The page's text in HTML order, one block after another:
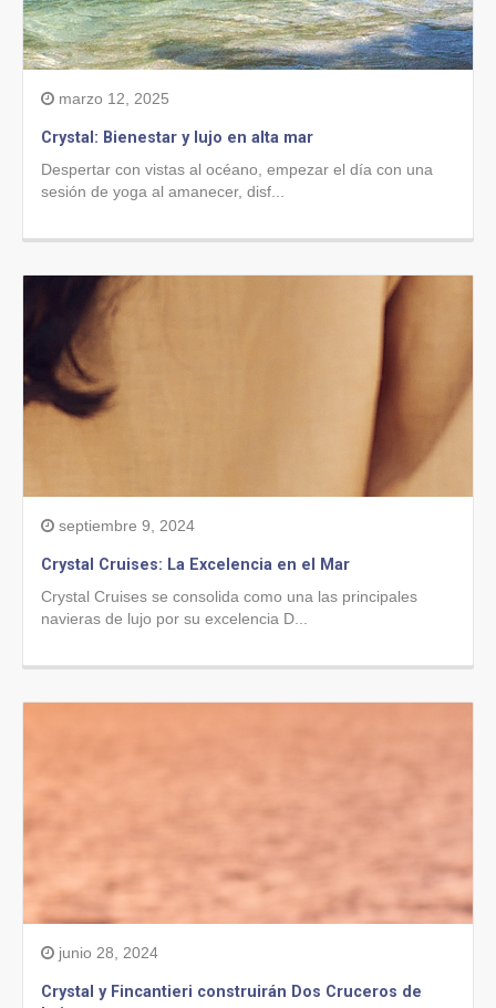
marzo 12, 2025
Crystal: Bienestar y lujo en alta mar
Despertar con vistas al océano, empezar el día con una
sesión de yoga al amanecer, disf...
septiembre 9, 2024
Crystal Cruises: La Excelencia en el Mar
Crystal Cruises se consolida como una las principales
navieras de lujo por su excelencia D...
junio 28, 2024
Crystal y Fincantieri construirán Dos Cruceros de